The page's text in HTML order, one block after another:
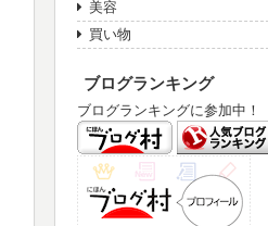
美容
買い物
ブログランキング
ブログランキングに参加中！